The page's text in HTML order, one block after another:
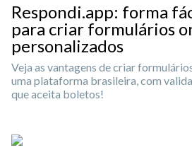
Respondi.app: forma
para criar formulários
personalizados
Veja as vantagens de criar
uma plataforma brasileira, com
que aceita boletos!